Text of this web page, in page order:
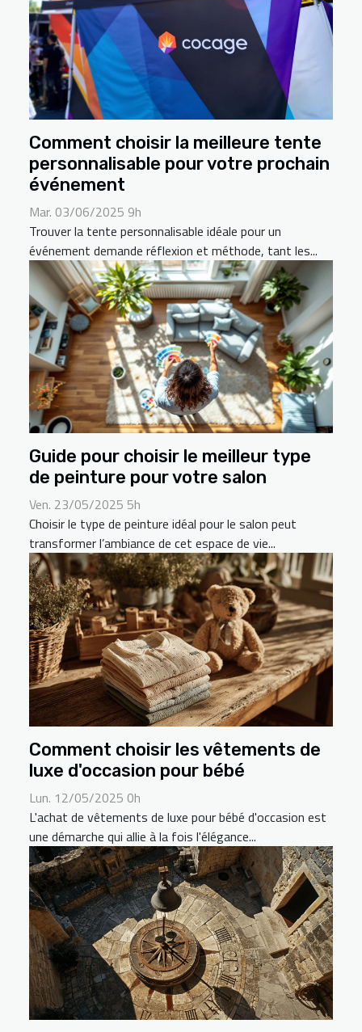
Comment choisir la meilleure tente
personnalisable pour votre prochain
événement
Mar. 03/06/2025 9h
Trouver la tente personnalisable idéale pour un
événement demande réflexion et méthode, tant les...
Guide pour choisir le meilleur type
de peinture pour votre salon
Ven. 23/05/2025 5h
Choisir le type de peinture idéal pour le salon peut
transformer l’ambiance de cet espace de vie...
Comment choisir les vêtements de
luxe d'occasion pour bébé
Lun. 12/05/2025 0h
L'achat de vêtements de luxe pour bébé d'occasion est
une démarche qui allie à la fois l'élégance...